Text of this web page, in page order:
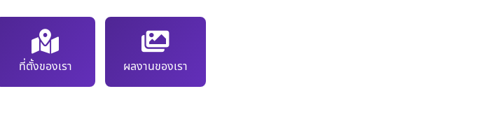
ที่ตั้งของเรา ผลงานของเรา